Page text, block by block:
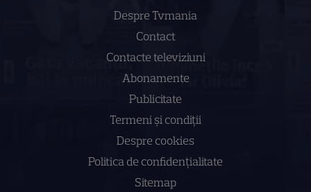
Despre Tvmania
Contact
Contacte televiziuni
Abonamente
Publicitate
Termeni și condiții
Despre cookies
Politica de confidenţialitate
Sitemap